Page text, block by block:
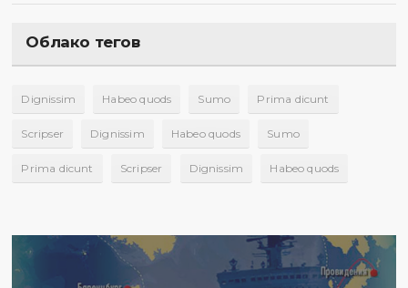
Облако тегов
Dignissim Habeo quods Sumo Prima dicunt
Scripser Dignissim Habeo quods Sumo
Prima dicunt Scripser Dignissim Habeo quods